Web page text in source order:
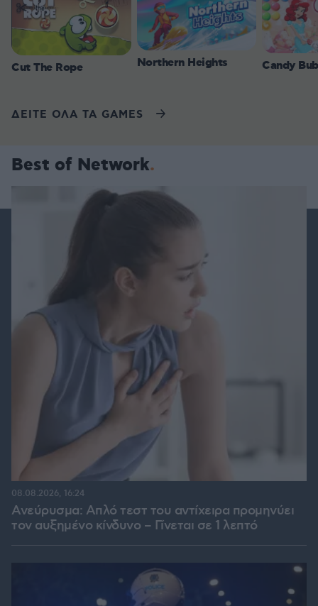
Cut The Rope Northern Heights Candy
ΔΕΙΤΕ ΟΛΑ ΤΑ GAMES
Best of Network
Ανεύρυσμα: Απλό τεστ του αντίχειρα προμηνύει
τον αυξημένο κίνδυνο – Γίνεται σε 1 λεπτό
08.08.2026, 16:24